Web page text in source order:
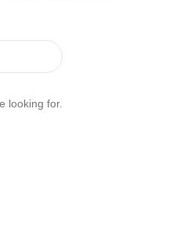
looking for.